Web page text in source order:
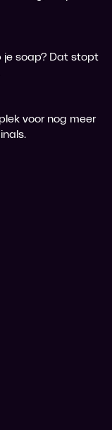
je soap? Dat stopt
voor nog meer